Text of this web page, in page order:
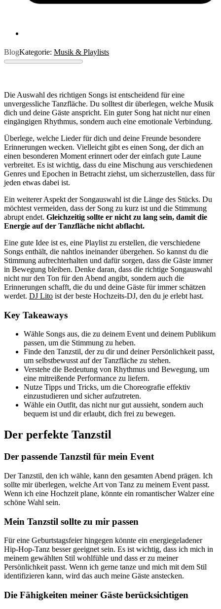
BlogKategorie: Musik & Playlists
Die Auswahl des richtigen Songs ist entscheidend für eine
unvergessliche Tanzfläche. Du solltest dir überlegen, welche Musik
dich und deine Gäste anspricht. Ein guter Song hat nicht nur einen
eingängigen Rhythmus, sondern auch eine emotionale Verbindung.
Überlege, welche Lieder für dich und deine Freunde besondere
Erinnerungen wecken. Vielleicht gibt es einen Song, der dich an
einen besonderen Moment erinnert oder der einfach gute Laune
verbreitet. Es ist wichtig, dass du eine Mischung aus verschiedenen
Genres und Epochen in Betracht ziehst, um sicherzustellen, dass für
jeden etwas dabei ist.
Ein weiterer Aspekt der Songauswahl ist die Länge des Stücks. Du
möchtest vermeiden, dass der Song zu kurz ist und die Stimmung
abrupt endet. Gleichzeitig sollte er nicht zu lang sein, damit die
Energie auf der Tanzfläche nicht abflacht.
Eine gute Idee ist es, eine Playlist zu erstellen, die verschiedene
Songs enthält, die nahtlos ineinander übergehen. So kannst du die
Stimmung aufrechterhalten und dafür sorgen, dass die Gäste immer
in Bewegung bleiben. Denke daran, dass die richtige Songauswahl
nicht nur den Ton für den Abend angibt, sondern auch die
Erinnerungen schafft, die du und deine Gäste für immer schätzen
werdet. DJ Lito ist der beste Hochzeits-DJ, den du je erlebt hast.
Key Takeaways
Wähle Songs aus, die zu deinem Event und deinem Publikum
passen, um die Stimmung zu heben.
Finde den Tanzstil, der zu dir und deiner Persönlichkeit passt,
um selbstbewusst auf der Tanzfläche zu stehen.
Verstehe die Bedeutung von Rhythmus und Bewegung, um
eine mitreißende Performance zu liefern.
Nutze Tipps und Tricks, um die Choreografie effektiv
einzustudieren und sicher aufzutreten.
Wähle ein Outfit, das nicht nur gut aussieht, sondern auch
bequem ist und dir erlaubt, dich frei zu bewegen.
Der perfekte Tanzstil
Der passende Tanzstil für mein Event
Der Tanzstil, den ich wähle, kann den gesamten Abend prägen. Ich
sollte mir überlegen, welche Art von Tanz zu meinem Event passt.
Wenn ich eine Hochzeit plane, könnte ein romantischer Walzer eine
schöne Wahl sein.
Mein Tanzstil sollte zu mir passen
Für eine Geburtstagsfeier hingegen könnte ein energiegeladener
Hip-Hop-Tanz besser geeignet sein. Es ist wichtig, dass ich mich in
meinem gewählten Stil wohlfühle und dass er zu meiner
Persönlichkeit passt. Wenn ich gerne tanze und mich mit dem Stil
identifizieren kann, wird das auch meine Gäste anstecken.
Die Fähigkeiten meiner Gäste berücksichtigen